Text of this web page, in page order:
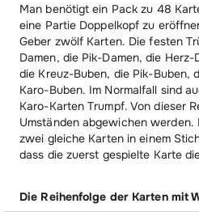
Man benötigt ein Pack zu 48
eine Partie Doppelkopf zu
Geber zwölf Karten. Die festen
Damen, die Pik-Damen, die
die Kreuz-Buben, die Pik-Buben,
Karo-Buben. Im Normalfall sind
Karo-Karten Trumpf. Von dieser
Umständen abgewichen werden.
zwei gleiche Karten in einem
dass die zuerst gespielte Karte
Die Reihenfolge der Karten mit